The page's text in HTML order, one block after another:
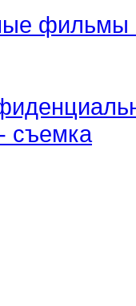
фильмы
съемка